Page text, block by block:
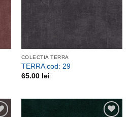
COLECTIA TERRA
TERRA cod: 29
65.00 lei